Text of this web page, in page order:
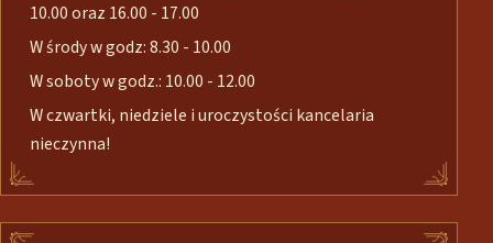
10.00 oraz 16.00 - 17.00
W środy w godz: 8.30 - 10.00
W soboty w godz.: 10.00 - 12.00
W czwartki, niedziele i uroczystości kancelaria
nieczynna!